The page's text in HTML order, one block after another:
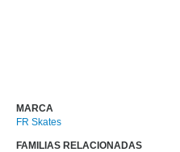
MARCA
FR Skates
FAMILIAS RELACIONADAS